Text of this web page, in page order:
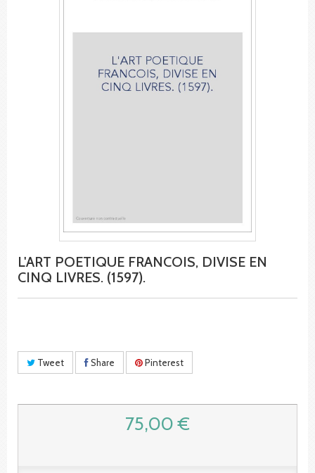
L'ART POETIQUE FRANCOIS, DIVISE EN
CINQ LIVRES. (1597).
Tweet Share Pinterest
75,00 €